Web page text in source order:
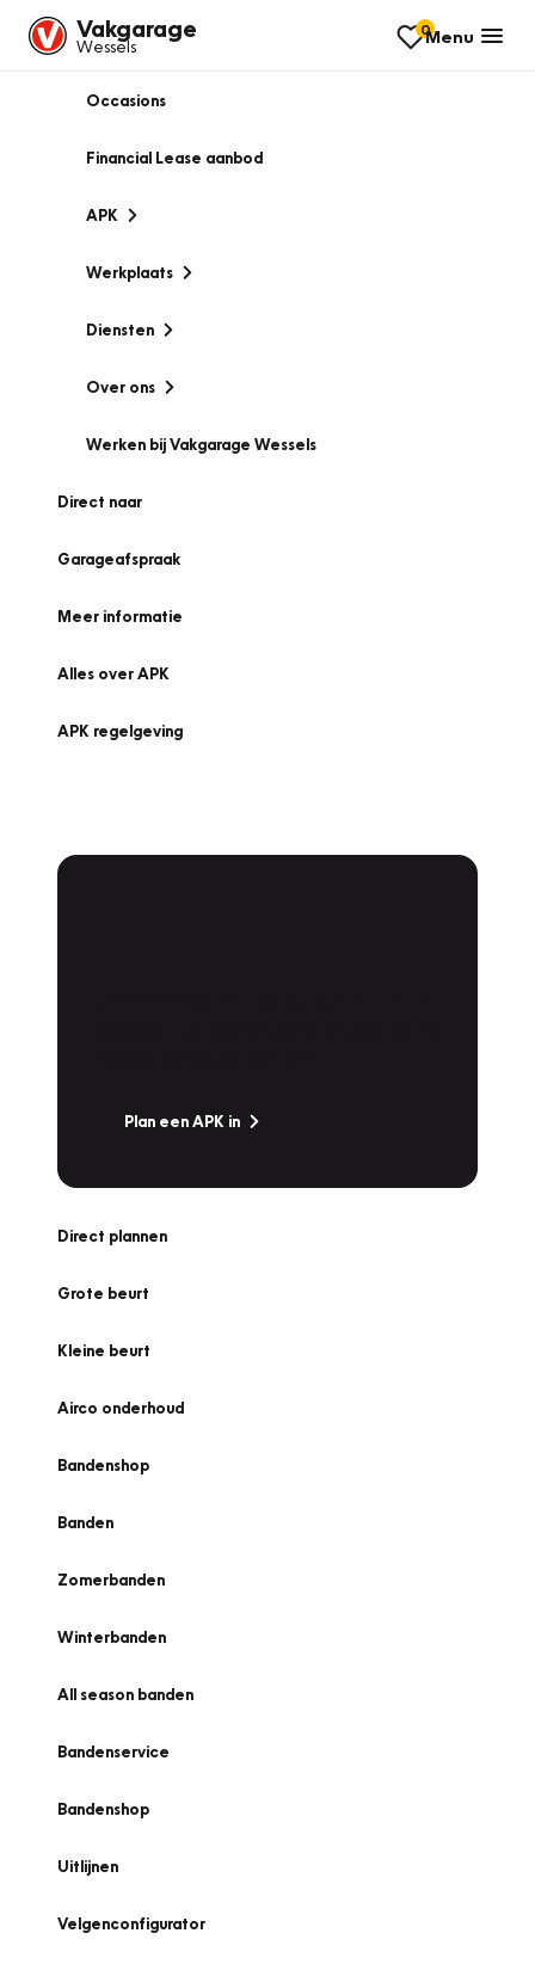
Vakgarage
Wessels
0Menu
Occasions
Financial Lease aanbod
APK
Werkplaats
Diensten
Over ons
Werken bij Vakgarage Wessels
Direct naar
Garageafspraak
Meer informatie
Alles over APK
APK regelgeving
Plan een APK in
Direct plannen
Grote beurt
Kleine beurt
Airco onderhoud
Bandenshop
Banden
Zomerbanden
Winterbanden
All season banden
Bandenservice
Bandenshop
Uitlijnen
Velgenconfigurator